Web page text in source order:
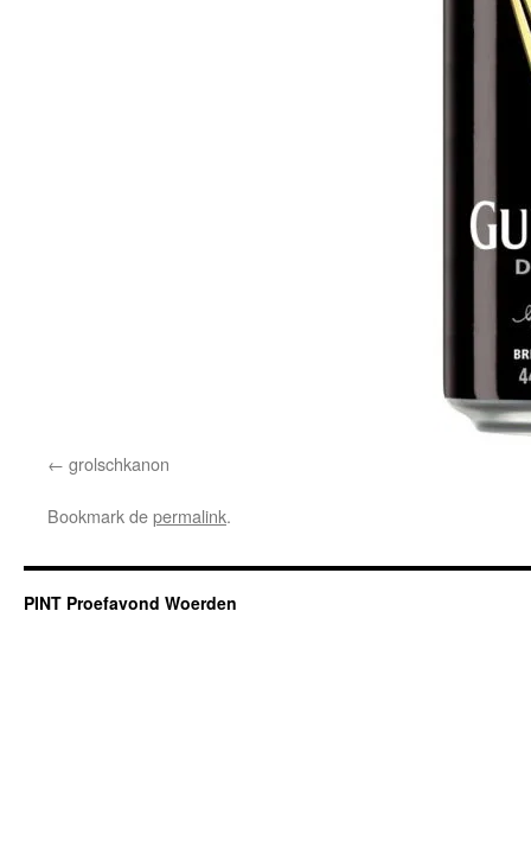
grolschkanon
Bookmark depermalink.
PINT Proefavond Woerden